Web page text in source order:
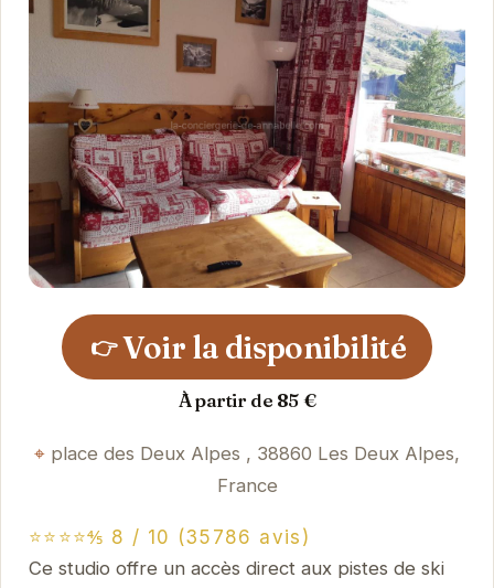
👉Voir la disponibilité
À partir de 85 €
place des Deux Alpes , 38860 Les Deux Alpes,
France
⭐⭐⭐⭐⅘ 8 / 10 (35786 avis)
Ce studio offre un accès direct aux pistes de ski